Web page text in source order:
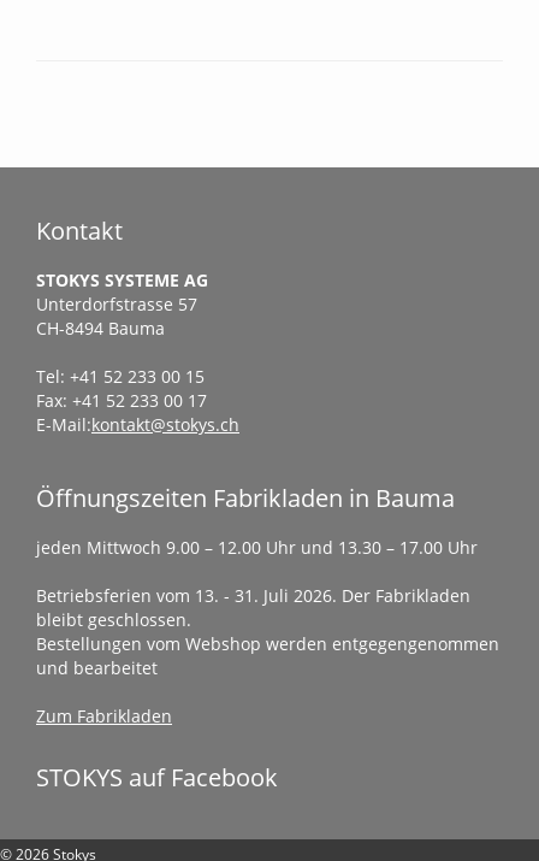
Kontakt
STOKYS SYSTEME AG
Unterdorfstrasse 57
CH-8494 Bauma
Tel: +41 52 233 00 15
Fax: +41 52 233 00 17
E-Mail:kontakt@stokys.ch
Öffnungszeiten Fabrikladen in Bauma
jeden Mittwoch 9.00 – 12.00 Uhr und 13.30 – 17.00 Uhr
Betriebsferien vom 13. - 31. Juli 2026. Der Fabrikladen
bleibt geschlossen.
Bestellungen vom Webshop werden entgegengenommen
und bearbeitet
Zum Fabrikladen
STOKYS auf Facebook
© 2026 Stokys